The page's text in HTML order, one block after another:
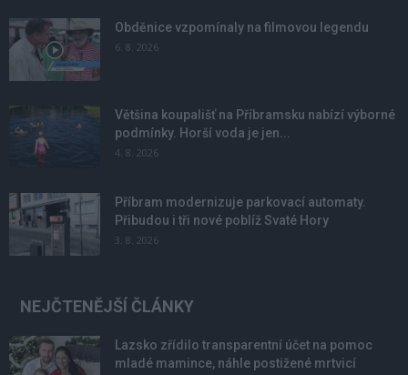
Obděnice vzpomínaly na filmovou legendu
6. 8. 2026
Většina koupališť na Příbramsku nabízí výborné
podmínky. Horší voda je jen...
4. 8. 2026
Příbram modernizuje parkovací automaty.
Přibudou i tři nové poblíž Svaté Hory
3. 8. 2026
NEJČTENĚJŠÍ ČLÁNKY
Lazsko zřídilo transparentní účet na pomoc
mladé mamince, náhle postižené mrtvicí